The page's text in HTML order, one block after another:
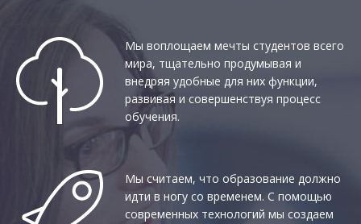
Мы воплощаем мечты студентов всего
мира, тщательно продумывая и
внедряя удобные для них функции,
развивая и совершенствуя процесс
обучения.
Мы считаем, что образование должно
идти в ногу со временем. С помощью
современных технологий мы создаем